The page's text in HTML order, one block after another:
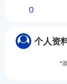
0
个人资
*